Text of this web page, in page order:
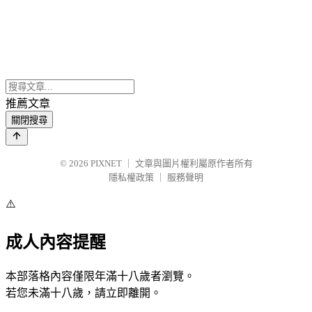
推薦文章
關閉搜尋
© 2026 PIXNET
文章與圖片權利屬原作者所有
隱私權政策
服務聲明
⚠️
成人內容提醒
本部落格內容僅限年滿十八歲者瀏覽。
若您未滿十八歲，請立即離開。